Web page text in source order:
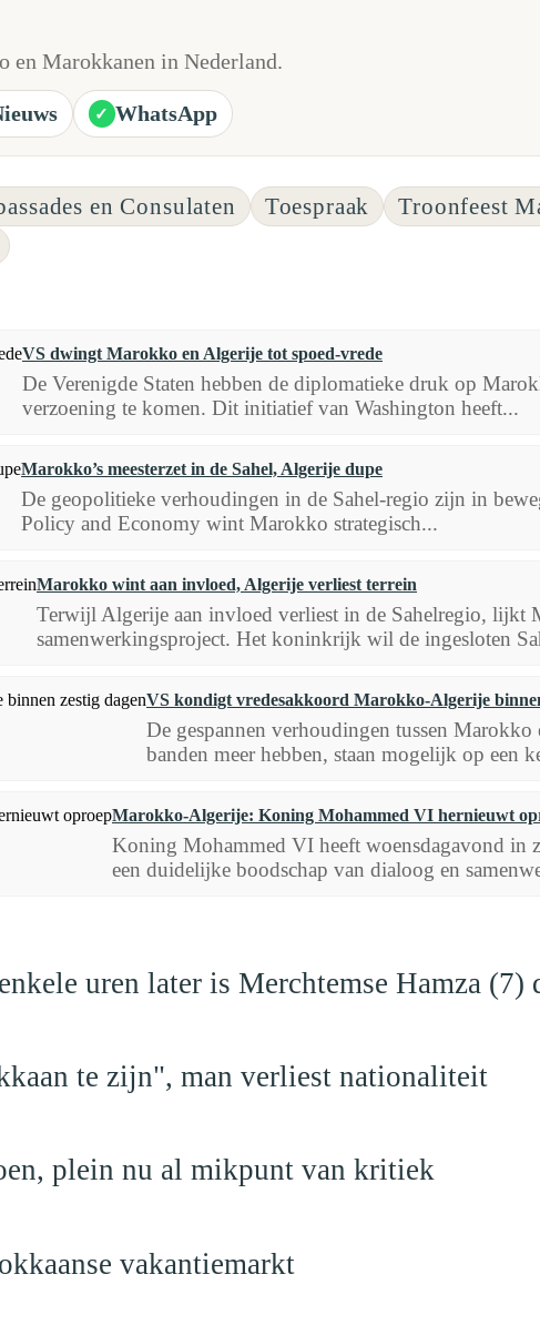
en Marokkanen in Nederland.
✓ WhatsApp
en Consulaten Toespraak Troonfeest
VS dwingt Marokko en Algerije tot spoed-vrede
De Verenigde Staten hebben de diplomatieke druk op
verzoening te komen. Dit initiatief van Washington heeft...
Marokko’s meesterzet in de Sahel, Algerije dupe
De geopolitieke verhoudingen in de Sahel-regio zijn in
Policy and Economy wint Marokko strategisch...
Marokko wint aan invloed, Algerije verliest terrein
Terwijl Algerije aan invloed verliest in de Sahelregio, lijkt
samenwerkingsproject. Het koninkrijk wil de ingesloten
VS kondigt vredesakkoord Marokko-Algerije
De gespannen verhoudingen tussen
banden meer hebben, staan mogelijk op een
Marokko-Algerije: Koning Mohammed VI hernieuwt
Koning Mohammed VI heeft woensdagavond in
een duidelijke boodschap van dialoog en
uren later is Merchtemse Hamza (7)
te zijn", man verliest nationaliteit
plein nu al mikpunt van kritiek
vakantiemarkt